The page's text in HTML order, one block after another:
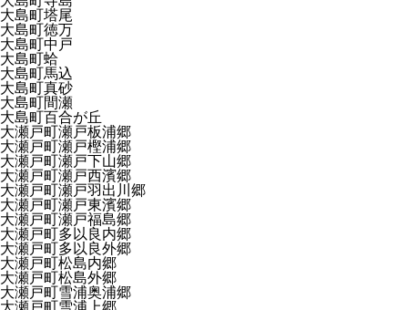
大島町塔尾
大島町徳万
大島町中戸
大島町蛤
大島町馬込
大島町真砂
大島町間瀬
大島町百合が丘
大瀬戸町瀬戸板浦郷
大瀬戸町瀬戸樫浦郷
大瀬戸町瀬戸下山郷
大瀬戸町瀬戸西濱郷
大瀬戸町瀬戸羽出川郷
大瀬戸町瀬戸東濱郷
大瀬戸町瀬戸福島郷
大瀬戸町多以良内郷
大瀬戸町多以良外郷
大瀬戸町松島内郷
大瀬戸町松島外郷
大瀬戸町雪浦奥浦郷